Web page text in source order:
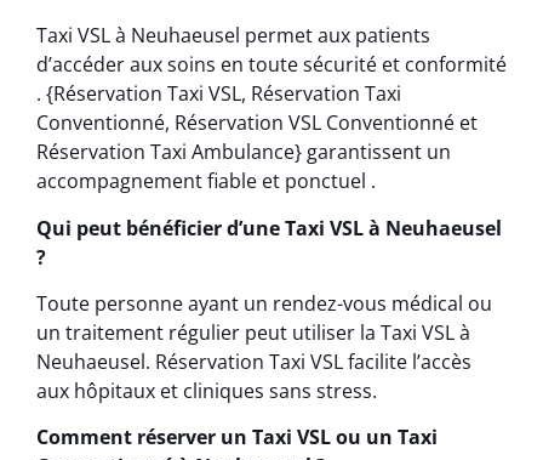
Taxi VSL à Neuhaeusel permet aux patients
d’accéder aux soins en toute sécurité et conformité
. {Réservation Taxi VSL, Réservation Taxi
Conventionné, Réservation VSL Conventionné et
Réservation Taxi Ambulance} garantissent un
accompagnement fiable et ponctuel .
Qui peut bénéficier d’une Taxi VSL à Neuhaeusel
?
Toute personne ayant un rendez-vous médical ou
un traitement régulier peut utiliser la Taxi VSL à
Neuhaeusel. Réservation Taxi VSL facilite l’accès
aux hôpitaux et cliniques sans stress.
Comment réserver un Taxi VSL ou un Taxi